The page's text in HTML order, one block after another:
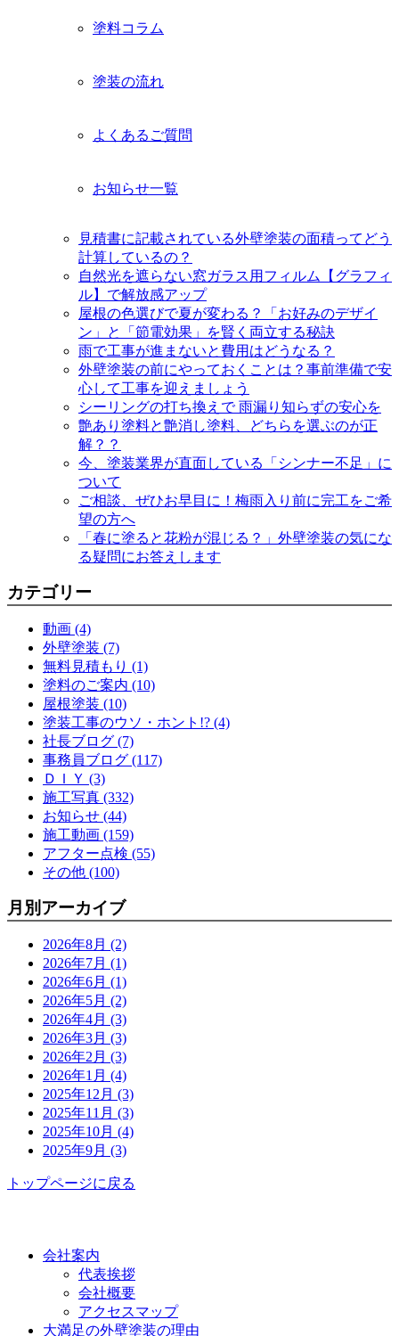
塗料コラム
塗装の流れ
よくあるご質問
お知らせ一覧
見積書に記載されている外壁塗装の面積ってどう
計算しているの？
自然光を遮らない窓ガラス用フィルム【グラフィ
ル】で解放感アップ
屋根の色選びで夏が変わる？「お好みのデザイ
ン」と「節電効果」を賢く両立する秘訣
雨で工事が進まないと費用はどうなる？
外壁塗装の前にやっておくことは？事前準備で安
心して工事を迎えましょう
シーリングの打ち換えで 雨漏り知らずの安心を
艶あり塗料と艶消し塗料、どちらを選ぶのが正
解？？
今、塗装業界が直面している「シンナー不足」に
ついて
ご相談、ぜひお早目に！梅雨入り前に完工をご希
望の方へ
「春に塗ると花粉が混じる？」外壁塗装の気にな
る疑問にお答えします
カテゴリー
動画 (4)
外壁塗装 (7)
無料見積もり (1)
塗料のご案内 (10)
屋根塗装 (10)
塗装工事のウソ・ホント!? (4)
社長ブログ (7)
事務員ブログ (117)
ＤＩＹ (3)
施工写真 (332)
お知らせ (44)
施工動画 (159)
アフター点検 (55)
その他 (100)
月別アーカイブ
2026年8月 (2)
2026年7月 (1)
2026年6月 (1)
2026年5月 (2)
2026年4月 (3)
2026年3月 (3)
2026年2月 (3)
2026年1月 (4)
2025年12月 (3)
2025年11月 (3)
2025年10月 (4)
2025年9月 (3)
トップページに戻る
会社案内
代表挨拶
会社概要
アクセスマップ
大満足の外壁塗装の理由